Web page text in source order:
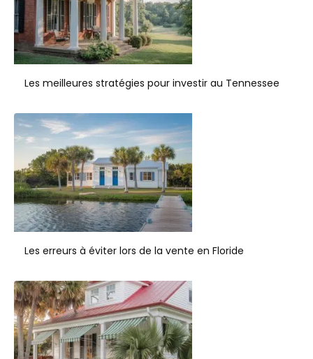
Les meilleures stratégies pour investir au Tennessee
Les erreurs à éviter lors de la vente en Floride